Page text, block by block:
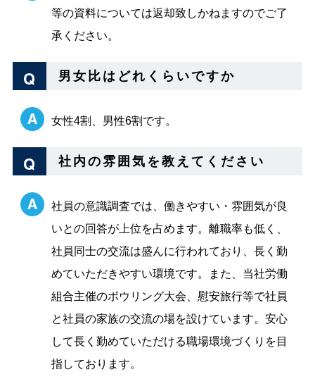
等の資料については返却致しかねますのでご了
承ください。
男女比はどれくらいですか
女性4割、男性6割です。
社内の雰囲気を教えてください
社員の意識調査では、働きやすい・雰囲気が良
いとの回答が上位を占めます。離職率も低く、
社員同士の交流は盛んに行われており、長く勤
めていただきやすい環境です。また、当社労働
組合主催のボウリング大会、慰安旅行等で社員
と社員の家族の交流の場を設けています。安心
して長く勤めていただける職場環境づくりを目
指しております。